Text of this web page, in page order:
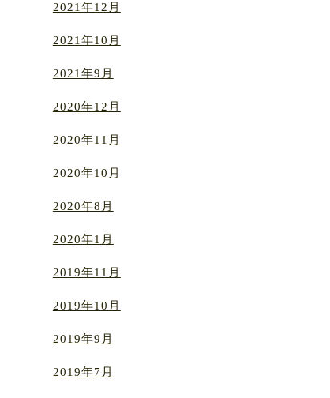
2021年12月
2021年10月
2021年9月
2020年12月
2020年11月
2020年10月
2020年8月
2020年1月
2019年11月
2019年10月
2019年9月
2019年7月